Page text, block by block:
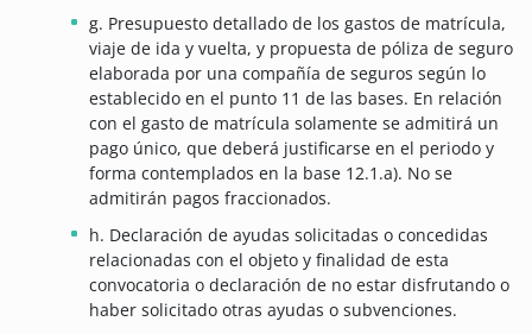
g. Presupuesto detallado de los gastos de matrícula,
viaje de ida y vuelta, y propuesta de póliza de seguro
elaborada por una compañía de seguros según lo
establecido en el punto 11 de las bases. En relación
con el gasto de matrícula solamente se admitirá un
pago único, que deberá justificarse en el periodo y
forma contemplados en la base 12.1.a). No se
admitirán pagos fraccionados.
h. Declaración de ayudas solicitadas o concedidas
relacionadas con el objeto y finalidad de esta
convocatoria o declaración de no estar disfrutando o
haber solicitado otras ayudas o subvenciones.